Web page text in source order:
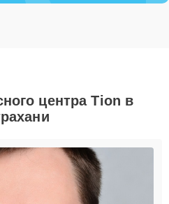
центра Tion в